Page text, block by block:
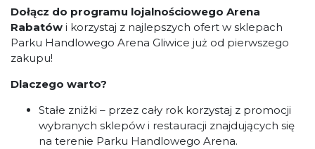
Dołącz do programu lojalnościowego Arena
Rabatów i korzystaj z najlepszych ofert w sklepach
Parku Handlowego Arena Gliwice już od pierwszego
zakupu!
Dlaczego warto?
Stałe zniżki – przez cały rok korzystaj z promocji
wybranych sklepów i restauracji znajdujących się
na terenie Parku Handlowego Arena.